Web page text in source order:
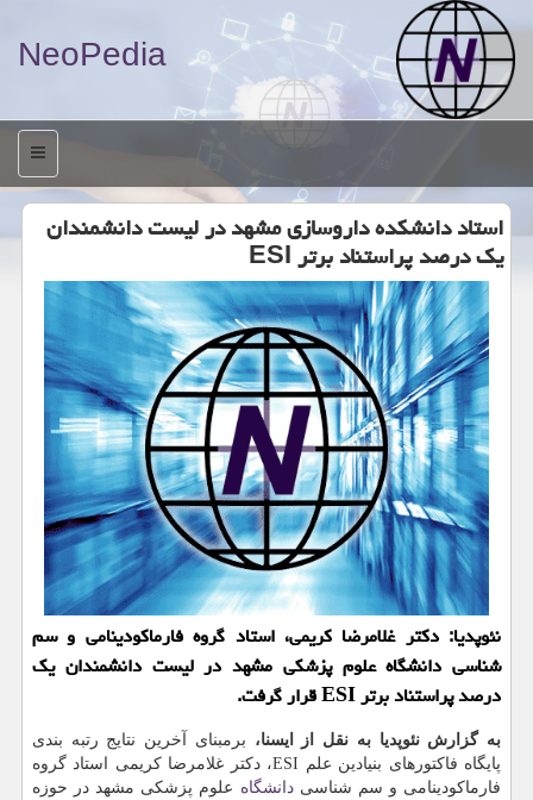
NeoPedia
منو
استاد دانشكده داروسازی مشهد در لیست دانشمندان
یك درصد پراستناد برتر ESI
نئوپدیا: دكتر غلامرضا كریمی، استاد گروه فارماكودینامی و سم
شناسی دانشگاه علوم پزشكی مشهد در لیست دانشمندان یك
درصد پراستناد برتر ESI قرار گرفت.
به گزارش نئوپدیا به نقل از ایسنا، برمبنای آخرین نتایج رتبه بندی
پایگاه فاكتورهای بنیادین علم ESI، دكتر غلامرضا كریمی استاد گروه
فارماكودینامی و سم شناسیدانشگاه علوم پزشكی مشهد در حوزه